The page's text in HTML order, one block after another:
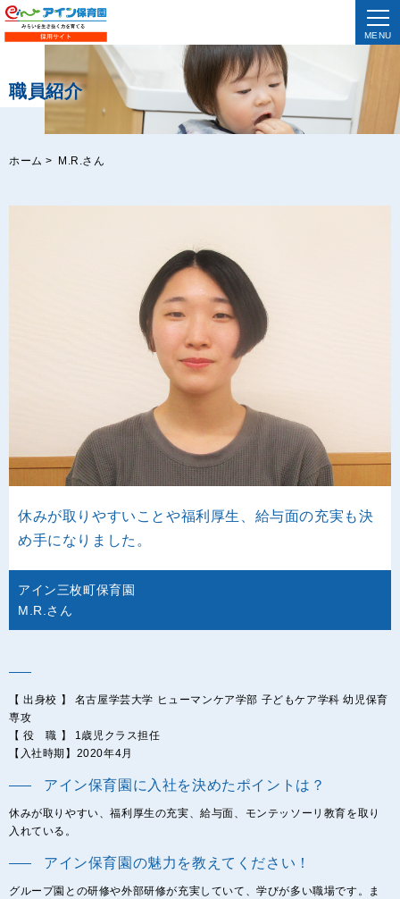
MENU
職員紹介
ホーム > M.R.さん
休みが取りやすいことや福利厚生、給与面の充実も決
め手になりました。
アイン三枚町保育園
M.R.さん
【 出身校 】 名古屋学芸大学 ヒューマンケア学部 子どもケア学科 幼児保育
専攻
【 役 職 】 1歳児クラス担任
【入社時期】2020年4月
アイン保育園に入社を決めたポイントは？
休みが取りやすい、福利厚生の充実、給与面、モンテッソーリ教育を取り
入れている。
アイン保育園の魅力を教えてください！
グループ園との研修や外部研修が充実していて、学びが多い職場です。ま